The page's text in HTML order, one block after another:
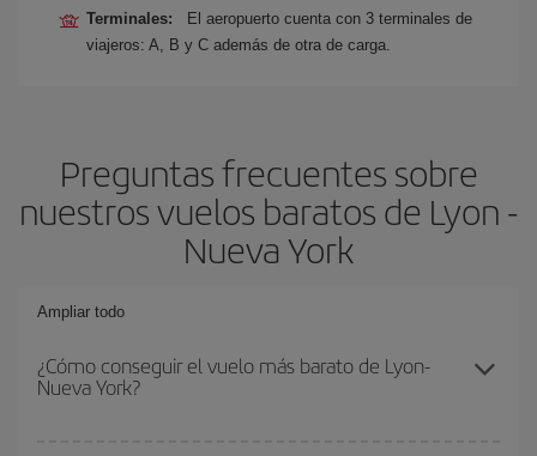
Terminales:
El aeropuerto cuenta con 3 terminales de
viajeros: A, B y C además de otra de carga.
Preguntas frecuentes sobre
nuestros vuelos baratos de Lyon -
Nueva York
Ampliar todo
¿Cómo conseguir el vuelo más barato de Lyon-
Nueva York?